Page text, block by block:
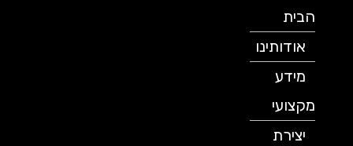
הבית
אודותינו
מידע
מקצועי
יצירת